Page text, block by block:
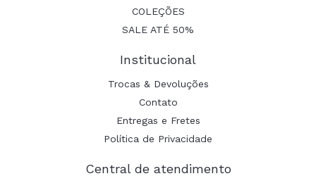
COLEÇÕES
SALE ATÉ 50%
Institucional
Trocas & Devoluções
Contato
Entregas e Fretes
Política de Privacidade
Central de atendimento